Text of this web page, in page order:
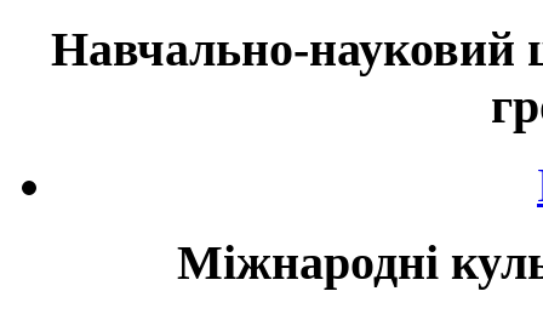
Навчально-науковий
Міжнародні